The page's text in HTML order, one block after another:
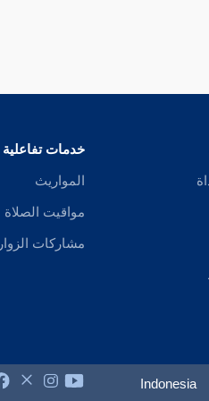
خدمات تفاعلية
المواريث
مواقيت الصلاة
مشاركات الزوار
Indonesia